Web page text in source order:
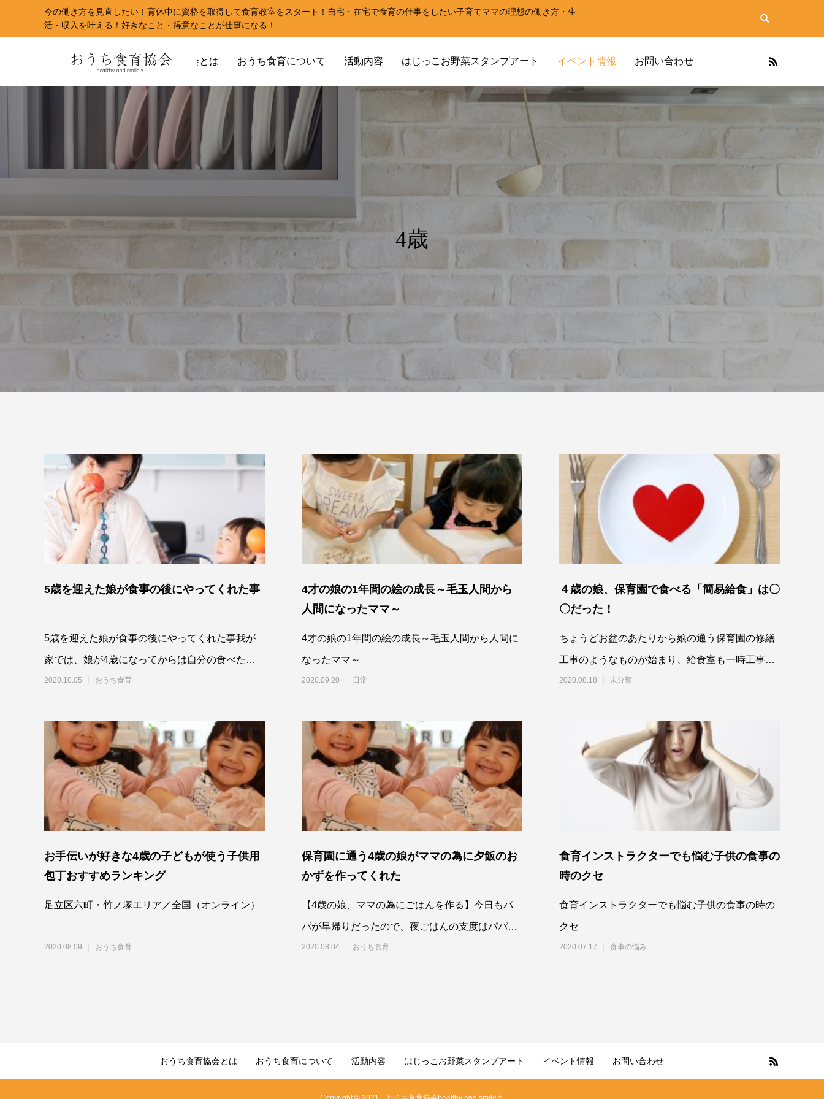
今の働き方を見直したい！育休中に資格を取得して食育教室をスタート！自宅・在宅で食育の仕事をしたい子育てママの理想の働き方・生
活・収入を叶える！好きなこと・得意なことが仕事になる！
おうち食育協会とは おうち食育について 活動内容 はじっこお野菜スタンプアート イベント情報 お問い合わせ
4歳
5歳を迎えた娘が食事の後にやってくれた事
5歳を迎えた娘が食事の後にやってくれた事我が
家では、娘が4歳になってからは自分の食べた食
器は自分でキッチンへ持っていくというルールを
2020.10.05 おうち食育
4才の娘の1年間の絵の成長～毛玉人間から
人間になったママ～
4才の娘の1年間の絵の成長～毛玉人間から人間に
なったママ～
2020.09.20 日常
４歳の娘、保育園で食べる「簡易給食」は〇
〇だった！
ちょうどお盆のあたりから娘の通う保育園の修繕
工事のようなものが始まり、給食室も一時工事の
対象にな
2020.08.18 未分類
お手伝いが好きな4歳の子どもが使う子供用
包丁おすすめランキング
足立区六町・竹ノ塚エリア／全国（オンライン）
2020.08.09 おうち食育
保育園に通う4歳の娘がママの為に夕飯のお
かずを作ってくれた
【4歳の娘、ママの為にごはんを作る】今日もパ
パが早帰りだったので、夜ごはんの支度はパパが
して
2020.08.04 おうち食育
食育インストラクターでも悩む子供の食事の
時のクセ
食育インストラクターでも悩む子供の食事の時の
クセ
2020.07.17 食事の悩み
おうち食育協会とは おうち食育について 活動内容 はじっこお野菜スタンプアート イベント情報 お問い合わせ